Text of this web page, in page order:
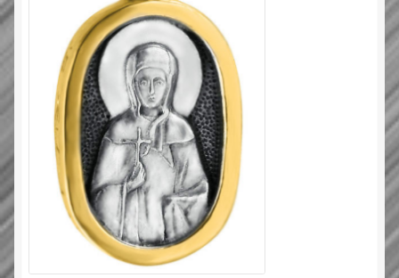
Типовой договор
Контактная информация
О нас
Оплата и доставка
Православные подарки
Сертификат